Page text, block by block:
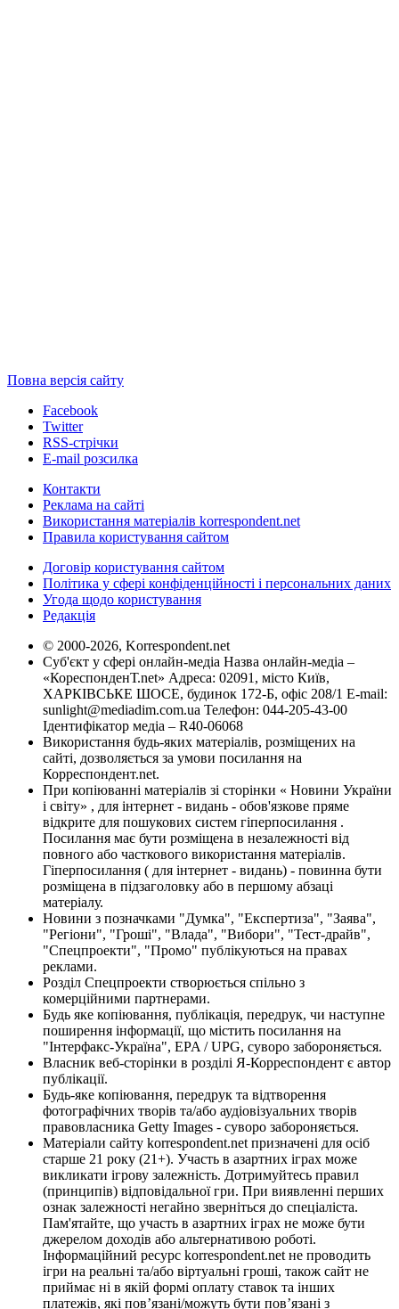
Повна версія сайту
Facebook
Twitter
RSS-стрічки
E-mail розсилка
Контакти
Реклама на сайті
Використання матеріалів korrespondent.net
Правила користування сайтом
Договір користування сайтом
Політика у сфері конфіденційності і персональних даних
Угода щодо користування
Редакція
© 2000-2026, Korrespondent.net
Суб'єкт у сфері онлайн-медіа Назва онлайн-медіа –
«КореспонденТ.net» Адреса: 02091, місто Київ,
ХАРКІВСЬКЕ ШОСЕ, будинок 172-Б, офіс 208/1 E-mail:
sunlight@mediadim.com.ua Телефон: 044-205-43-00
Ідентифікатор медіа – R40-06068
Використання будь-яких матеріалів, розміщених на
сайті, дозволяється за умови посилання на
Корреспондент.net.
При копіюванні матеріалів зі сторінки « Новини України
і світу» , для інтернет - видань - обов'язкове пряме
відкрите для пошукових систем гіперпосилання .
Посилання має бути розміщена в незалежності від
повного або часткового використання матеріалів.
Гіперпосилання ( для інтернет - видань) - повинна бути
розміщена в підзаголовку або в першому абзаці
матеріалу.
Новини з позначками "Думка", "Експертиза", "Заява",
"Регіони", "Гроші", "Влада", "Вибори", "Тест-драйв",
"Спецпроекти", "Промо" публікуються на правах
реклами.
Розділ Спецпроекти створюється спільно з
комерційними партнерами.
Будь яке копіювання, публікація, передрук, чи наступне
поширення інформації, що містить посилання на
"Інтерфакс-Україна", EPA / UPG, суворо забороняється.
Власник веб-сторінки в розділі Я-Корреспондент є автор
публікації.
Будь-яке копіювання, передрук та відтворення
фотографічних творів та/або аудіовізуальних творів
правовласника Getty Images - суворо забороняється.
Матеріали сайту korrespondent.net призначені для осіб
старше 21 року (21+). Участь в азартних іграх може
викликати ігрову залежність. Дотримуйтесь правил
(принципів) відповідальної гри. При виявленні перших
ознак залежності негайно зверніться до спеціаліста.
Пам'ятайте, що участь в азартних іграх не може бути
джерелом доходів або альтернативою роботі.
Інформаційний ресурс korrespondent.net не проводить
ігри на реальні та/або віртуальні гроші, також сайт не
приймає ні в якій формі оплату ставок та інших
платежів, які пов’язані/можуть бути пов’язані з